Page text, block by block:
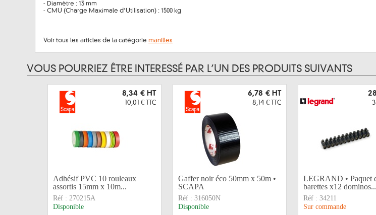
- Diamètre : 13 mm
- CMU (Charge Maximale d’Utilisation) : 1500 kg
Voir tous les articles de la catégorie manilles
VOUS POURRIEZ ÊTRE INTERESSÉ PAR L’UN DES PRODUITS SUIVANTS
8,34 € HT
10,01 € TTC
Adhésif PVC 10 rouleaux
assortis 15mm x 10m...
Réf : 270215A
Disponible
6,78 € HT
8,14 € TTC
Gaffer noir éco 50mm x 50m •
SCAPA
Réf : 316050N
Disponible
LEGRAND • Paquet
barettes x12 dominos...
Réf : 34211
Sur commande